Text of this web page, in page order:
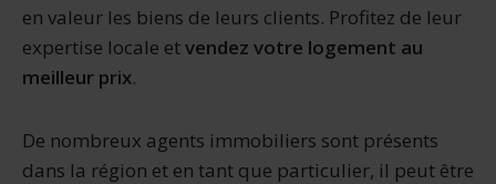
en valeur les biens de leurs clients. Profitez de leur
expertise locale etvendez votre logement au
meilleur prix.
De nombreux agents immobiliers sont présents
dans la région et en tant que particulier, il peut être